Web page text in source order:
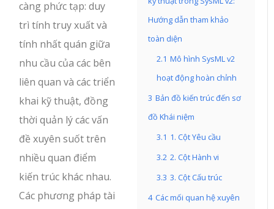
Hướng dẫn tham khảo
toàn diện
2.1 Mô hình SysML v2
hoạt động hoàn chỉnh
3 Bản đồ kiến trúc đến sơ
đồ Khái niệm
3.1 1. Cột Yêu cầu
3.2 2. Cột Hành vi
3.3 3. Cột Cấu trúc
4 Các mối quan hệ xuyên
càng phức tạp: duy
trì tính truy xuất và
tính nhất quán giữa
nhu cầu của các bên
liên quan và các triển
khai kỹ thuật, đồng
thời quản lý các vấn
đề xuyên suốt trên
nhiều quan điểm
kiến trúc khác nhau.
Các phương pháp tài